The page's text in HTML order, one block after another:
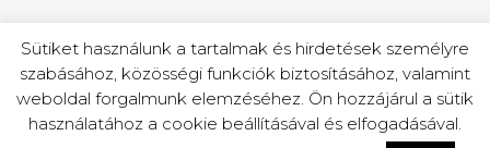
Hdent © 2026 / Minden jog fenntartva! |
Miskolc
Sütiket használunk a tartalmak és hirdetések személyre
szabásához, közösségi funkciók biztosításához, valamint
weboldal forgalmunk elemzéséhez. Ön hozzájárul a sütik
használatához a cookie beállításával és elfogadásával.